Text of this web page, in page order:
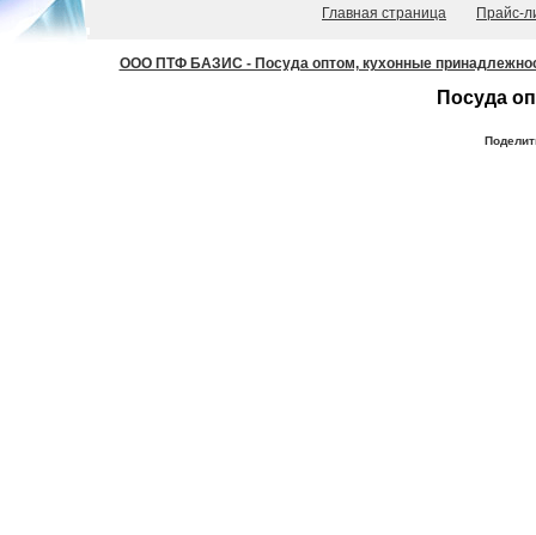
Главная страница Прайс-
ООО ПТФ БАЗИС - Посуда оптом, кухонные
Посуда